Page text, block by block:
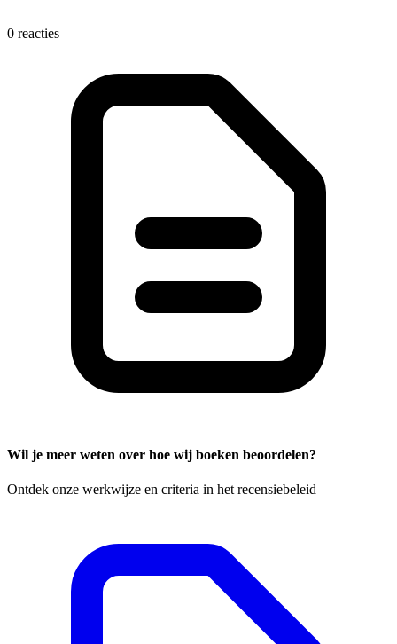
0 reacties
Wil je meer weten over hoe wij boeken beoordelen?
Ontdek onze werkwijze en criteria in het recensiebeleid